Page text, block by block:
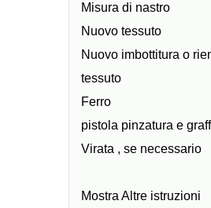
Misura di nastro
Nuovo tessuto
Nuovo imbottitura o
tessuto
Ferro
pistola pinzatura e
Virata , se necessario
Mostra Altre istruzioni